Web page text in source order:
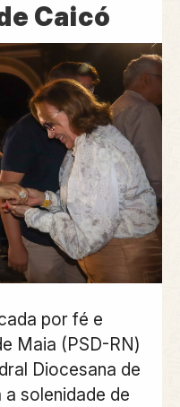
Caicó
por fé e
Maia (PSD-RN)
Diocesana de
a solenidade de